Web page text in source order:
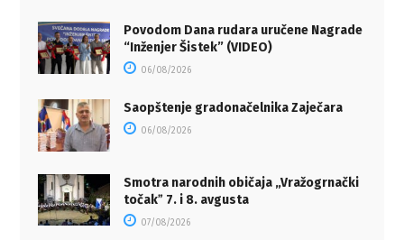
Povodom Dana rudara uručene Nagrade
“Inženjer Šistek” (VIDEO)
06/08/2026
Saopštenje gradonačelnika Zaječara
06/08/2026
Smotra narodnih običaja „Vražogrnački
točakˮ 7. i 8. avgusta
07/08/2026